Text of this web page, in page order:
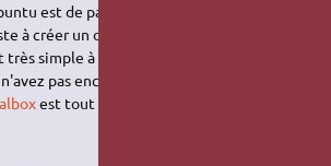
est de passer par la
à créer un ordinateur virtuel).
très simple à mettre en place et cela
pas encore de logiciel de
est tout à fait conseillé.